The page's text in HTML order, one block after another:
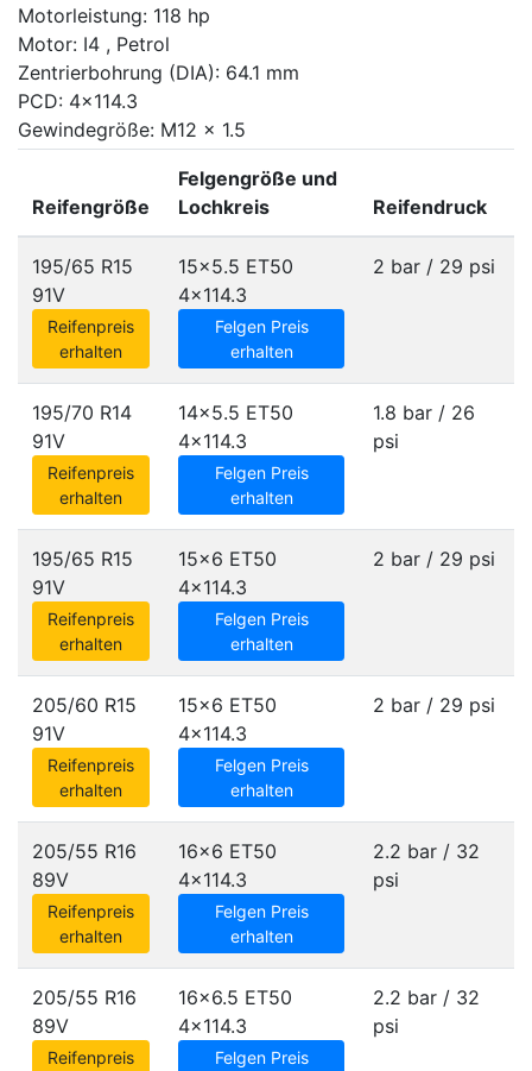
Motorleistung: 118 hp
Motor: I4 , Petrol
Zentrierbohrung (DIA): 64.1 mm
PCD: 4x114.3
Gewindegröße: M12 x 1.5
Reifengröße
Felgengröße und
Lochkreis
Reifendruck
195/65 R15
91V
Reifenpreis
erhalten
15x5.5 ET50
4x114.3
Felgen Preis
erhalten
2 bar / 29 psi
195/70 R14
91V
Reifenpreis
erhalten
14x5.5 ET50
4x114.3
Felgen Preis
erhalten
1.8 bar / 26
psi
195/65 R15
91V
Reifenpreis
erhalten
15x6 ET50
4x114.3
Felgen Preis
erhalten
2 bar / 29 psi
205/60 R15
91V
Reifenpreis
erhalten
15x6 ET50
4x114.3
Felgen Preis
erhalten
2 bar / 29 psi
205/55 R16
89V
Reifenpreis
erhalten
16x6 ET50
4x114.3
Felgen Preis
erhalten
2.2 bar / 32
psi
205/55 R16
89V
Reifenpreis
16x6.5 ET50
4x114.3
Felgen Preis
2.2 bar / 32
psi